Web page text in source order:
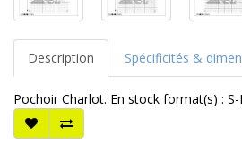
Description Spécificités &
Pochoir Charlot. En stock format(s) :